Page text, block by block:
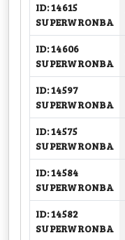
ID: 14615
SUPERWRONBA
ID: 14606
SUPERWRONBA
ID: 14597
SUPERWRONBA
ID: 14575
SUPERWRONBA
ID: 14584
SUPERWRONBA
ID: 14582
SUPERWRONBA